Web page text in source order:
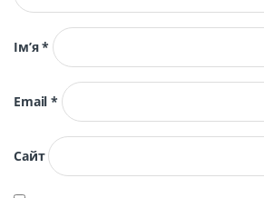
Ім’я*
Email*
Сайт